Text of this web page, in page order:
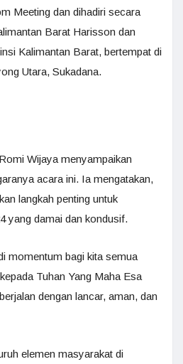
Meeting dan dihadiri secara
Barat Harisson dan
Kalimantan Barat, bertempat di
Utara, Sukadana.
Wijaya menyampaikan
acara ini. Ia mengatakan,
langkah penting untuk
yang damai dan kondusif.
momentum bagi kita semua
Tuhan Yang Maha Esa
dengan lancar, aman, dan
elemen masyarakat di